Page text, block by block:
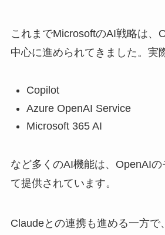
これまでMicrosoftのAI戦略は、
中心に進められてきました。実
Copilot
Azure OpenAI Service
Microsoft 365 AI
など多くのAI機能は、OpenAI
て提供されています。
Claudeとの連携も進める一方で